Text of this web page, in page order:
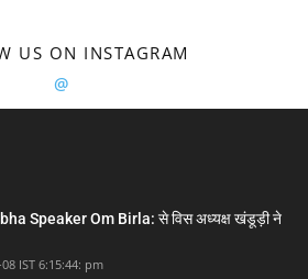
US ON INSTAGRAM
@
Speaker Om Birla: से विस अध्यक्ष खंडूड़ी ने
IST 6:15:44: pm